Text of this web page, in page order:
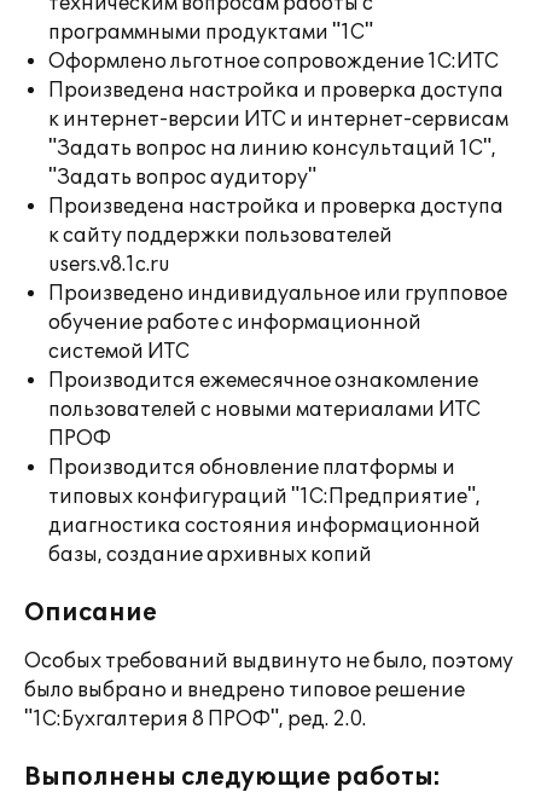
программными продуктами "1С"
Оформлено льготное сопровождение 1С:ИТС
Произведена настройка и проверка доступа
к интернет-версии ИТС и интернет-сервисам
"Задать вопрос на линию консультаций 1С",
"Задать вопрос аудитору"
Произведена настройка и проверка доступа
к сайту поддержки пользователей
users.v8.1c.ru
Произведено индивидуальное или групповое
обучение работе с информационной
системой ИТС
Производится ежемесячное ознакомление
пользователей с новыми материалами ИТС
ПРОФ
Производится обновление платформы и
типовых конфигураций "1С:Предприятие",
диагностика состояния информационной
базы, создание архивных копий
Описание
Особых требований выдвинуто не было, поэтому
было выбрано и внедрено типовое решение
"1С:Бухгалтерия 8 ПРОФ", ред. 2.0.
Выполнены следующие работы: